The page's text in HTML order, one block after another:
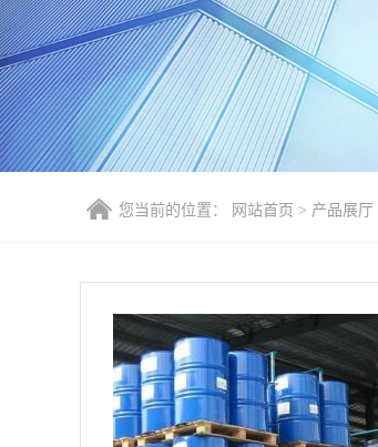
在线留言
您当前的位置： 网站首页 > 产品展厅